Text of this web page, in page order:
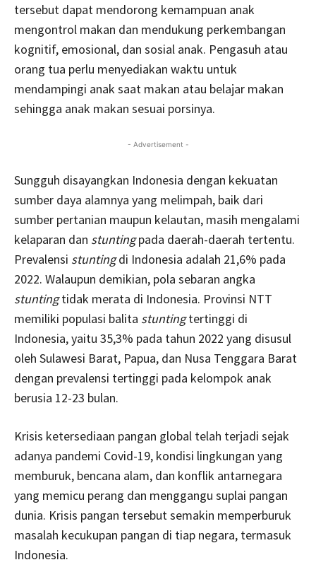
tersebut dapat mendorong kemampuan anak
mengontrol makan dan mendukung perkembangan
kognitif, emosional, dan sosial anak. Pengasuh atau
orang tua perlu menyediakan waktu untuk
mendampingi anak saat makan atau belajar makan
sehingga anak makan sesuai porsinya.
- Advertisement -
Sungguh disayangkan Indonesia dengan kekuatan
sumber daya alamnya yang melimpah, baik dari
sumber pertanian maupun kelautan, masih mengalami
kelaparan dan stuntingpada daerah-daerah tertentu.
Prevalensi stuntingdi Indonesia adalah 21,6% pada
2022. Walaupun demikian, pola sebaran angka
stuntingtidak merata di Indonesia. Provinsi NTT
memiliki populasi balita stuntingtertinggi di
Indonesia, yaitu 35,3% pada tahun 2022 yang disusul
oleh Sulawesi Barat, Papua, dan Nusa Tenggara Barat
dengan prevalensi tertinggi pada kelompok anak
berusia 12-23 bulan.
Krisis ketersediaan pangan global telah terjadi sejak
adanya pandemi Covid-19, kondisi lingkungan yang
memburuk, bencana alam, dan konflik antarnegara
yang memicu perang dan menggangu suplai pangan
dunia. Krisis pangan tersebut semakin memperburuk
masalah kecukupan pangan di tiap negara, termasuk
Indonesia.